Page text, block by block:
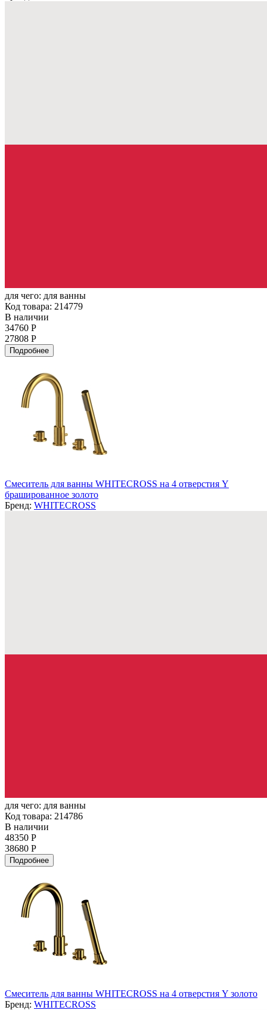
для чего: для ванны
Код товара: 214779
В наличии
34760 Р
27808 Р
Подробнее
Смеситель для ванны WHITECROSS на 4 отверстия Y
брашированное золото
Бренд: WHITECROSS
для чего: для ванны
Код товара: 214786
В наличии
48350 Р
38680 Р
Подробнее
Смеситель для ванны WHITECROSS на 4 отверстия Y золото
Бренд: WHITECROSS